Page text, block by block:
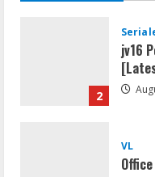
2
jv16
VL